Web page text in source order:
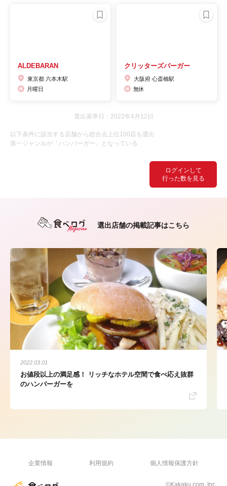
ログインして
行った数を見る
ALDEBARAN
東京都 六本木駅
月曜日
クリッターズバーガー
大阪府 心斎橋駅
無休
選出基準日：2022年4月12日
以下条件に該当する店舗から総合点上位100店を選出
第一ジャンルが「ハンバーガー」となっている
選出店舗の掲載記事はこちら
2022.03.01
お値段以上の満足感！ リッチなホテル空間で食べ応え抜群
のハンバーガーを
企業情報 利用規約 個人情報保護方針
©Kakaku.com, Inc.